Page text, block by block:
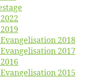
2018
2017
2015